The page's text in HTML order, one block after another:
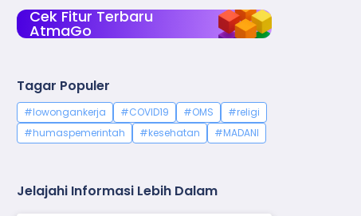
Cek Fitur Terbaru
AtmaGo
Tagar Populer
#lowongankerja #COVID19 #OMS
#religi
#humaspemerintah
#kesehatan #MADANI
Jelajahi Informasi Lebih Dalam